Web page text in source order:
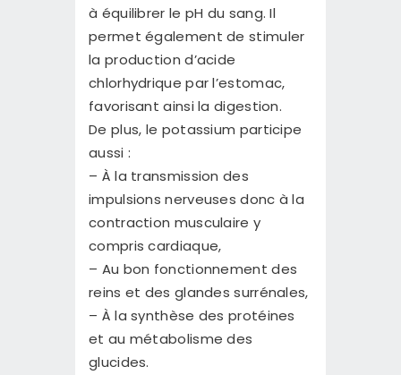
à équilibrer le pH du sang. Il
permet également de stimuler
la production d’acide
chlorhydrique par l’estomac,
favorisant ainsi la digestion.
De plus, le potassium participe
aussi :
– À la transmission des
impulsions nerveuses donc à la
contraction musculaire y
compris cardiaque,
– Au bon fonctionnement des
reins et des glandes surrénales,
– À la synthèse des protéines
et au métabolisme des
glucides.